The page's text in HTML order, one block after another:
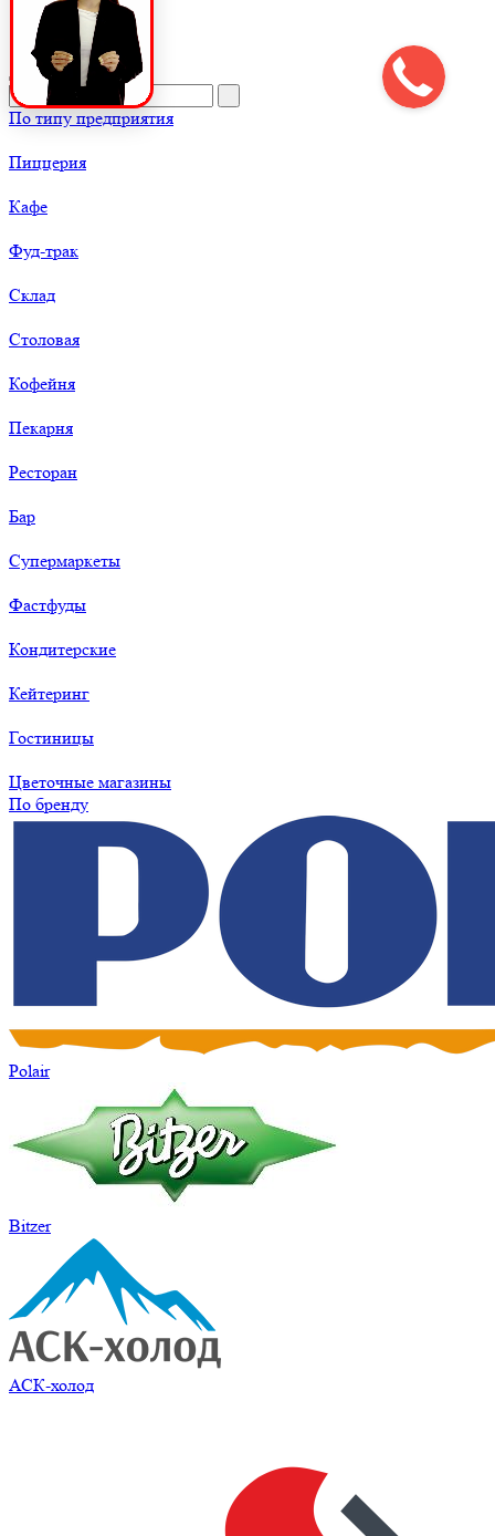
По типу предприятия
Пиццерия
Кафе
Фуд-трак
Склад
Столовая
Кофейня
Пекарня
Ресторан
Бар
Супермаркеты
Фастфуды
Кондитерские
Кейтеринг
Гостиницы
Цветочные магазины
По бренду
Polair
Bitzer
АСК-холод